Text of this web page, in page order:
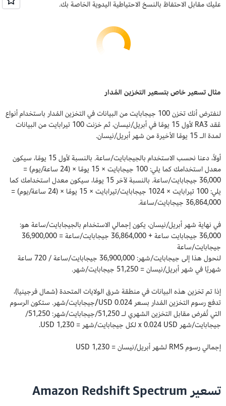
عليك مقابل الاحتفاظ بالنسخ الاحتياطية اليدوية الخاصة بك.
مثال تسعير خاص بتسعير التخزين المُدار
لنفترض أنك تخزن 100 جيجابايت من البيانات في التخزين المُدار باستخدام أنواع
عُقد RA3 لأول 15 يومًا في أبريل/نيسان، ثم خزنت 100 تيرابايت من البيانات
لمدة الـ 15 يومًا الأخيرة من شهر أبريل/نيسان.
أولاً، دعنا نحسب الاستخدام بالجيجابايت/ساعة. بالنسبة لأول 15 يومًا، سيكون
معدل استخدامك كما يلي: 100 جيجابايت × 15 يومًا × (24 ساعة/يوم) =
36,000 جيجابايت/ساعة. بالنسبة لآخر 15 يومًا، سيكون معدل استخدامك كما
يلي: 100 تيرابايت × 1024 جيجابايت/تيرابايت × 15 يومًا × (24 ساعة/يوم) =
36,864,000 جيجابايت/ساعة.
في نهاية شهر أبريل/نيسان، يكون إجمالي الاستخدام بالجيجابايت/ساعة هو:
36,000 جيجابايت ساعة + 36,864,000 جيجابايت/ساعة = 36,900,000
جيجابايت/ساعة
لنحول هذا إلى جيجابايت/شهر: 36,900,000 جيجابايت/ساعة / 720 ساعة
شهريًا في شهر أبريل/نيسان = 51,250 جيجابايت/شهر.
إذا تم تخزين هذه البيانات في منطقة شرق الولايات المتحدة (شمال فرجينيا)،
تدفع رسوم التخزين المُدار بسعر 0.024 USD/جيجابايت/شهر. ستكون الرسوم
التي تُفرض مقابل التخزين الشهري لـ 51,250/جيجابايت/شهر: 51,250/
جيجابايت/شهر x 0.024 USD لكل جيجابايت/شهر = 1,230 USD.
إجمالي رسوم RMS لشهر أبريل/نيسان = 1,230 USD
تسعير Amazon Redshift Spectrum